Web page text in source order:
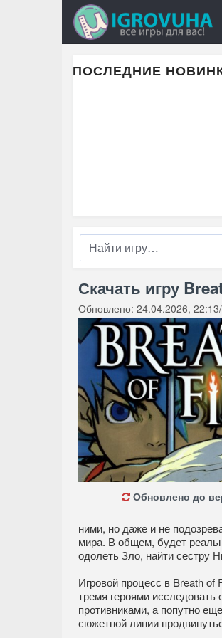
ПОСЛЕДНИЕ
Скачать игру
Обновлено: 24.04.2026, 22:13/
Обновлено до
ними, но даже и не
мира. В общем, будет
одолеть Зло, найти сестру
Игровой процесс в Breath
тремя героями
противниками, а попутно
сюжетной линии